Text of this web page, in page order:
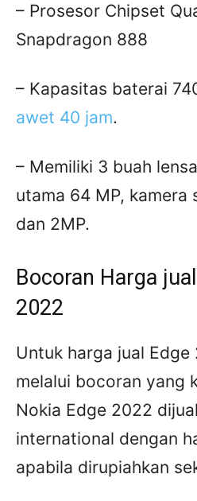
– Prosesor Chipset
Snapdragon 888
– Kapasitas baterai
awet 40 jam.
– Memiliki 3 buah
utama 64 MP, kamera
dan 2MP.
Bocoran Harga
2022
Untuk harga jual
melalui bocoran yang
Nokia Edge 2022
international dengan
apabila dirupiahkan